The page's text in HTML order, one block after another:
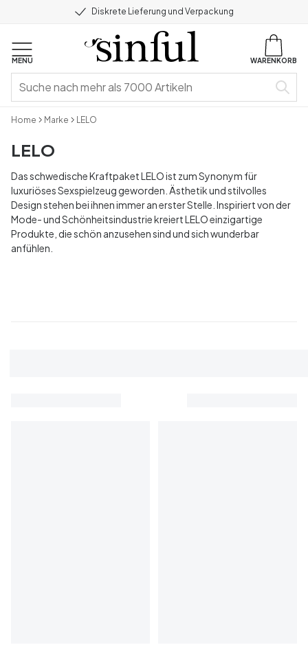
Diskrete Lieferung und Verpackung
MENU WARENKORB
Home Marke LELO
LELO
Das schwedische Kraftpaket LELO ist zum Synonym für
luxuriöses Sexspielzeug geworden. Ästhetik und stilvolles
Design stehen bei ihnen immer an erster Stelle. Inspiriert von der
Mode- und Schönheitsindustrie kreiert LELO einzigartige
Produkte, die schön anzusehen sind und sich wunderbar
anfühlen.